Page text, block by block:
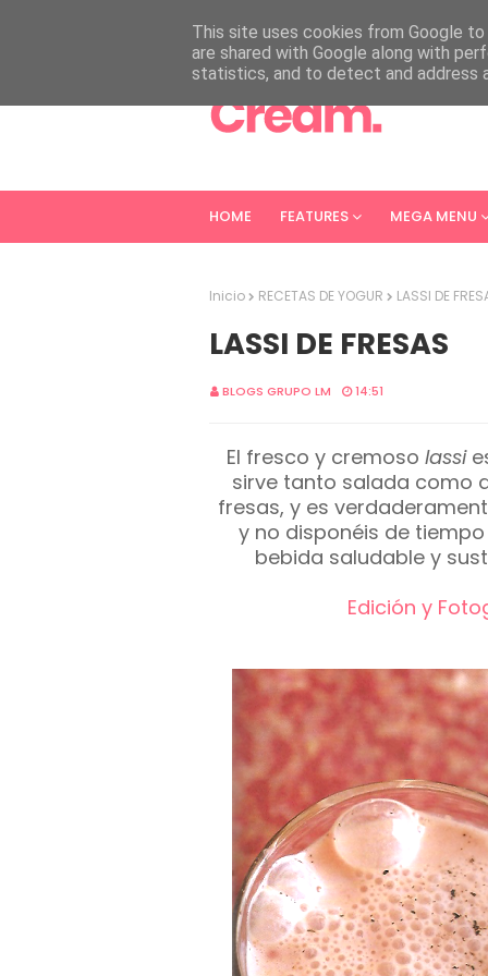
HOME FEATURES MEGA MENU
Inicio RECETAS DE YOGUR LASSI DE
LASSI DE FRESAS
BLOGS GRUPO LM 14:51
El fresco y cremoso lassi
sirve tanto salada como
fresas, y es
y no disponéis de
bebida saludable y
Edición y
This site uses cookies from Google
are shared with Google along with
statistics, and to detect and address